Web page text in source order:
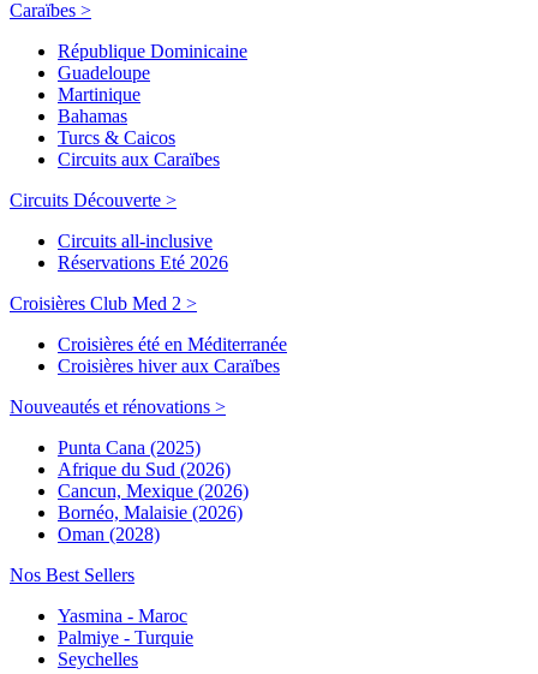
Caraïbes >
République Dominicaine
Guadeloupe
Martinique
Bahamas
Turcs & Caicos
Circuits aux Caraïbes
Circuits Découverte >
Circuits all-inclusive
Réservations Eté 2026
Croisières Club Med 2 >
Croisières été en Méditerranée
Croisières hiver aux Caraïbes
Nouveautés et rénovations >
Punta Cana (2025)
Afrique du Sud (2026)
Cancun, Mexique (2026)
Bornéo, Malaisie (2026)
Oman (2028)
Nos Best Sellers
Yasmina - Maroc
Palmiye - Turquie
Seychelles